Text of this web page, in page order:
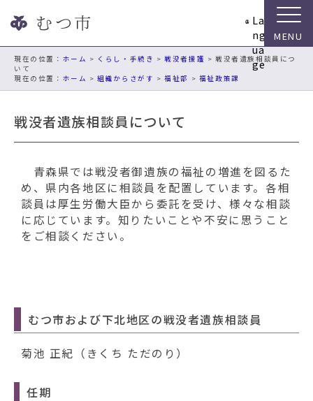
ビ
ョ
La
ng
ua
ge
現在の位置： ホーム > くらし・手続き >戦没者援護 > 戦没者遺族相談員につ
いて
ホーム >組織からさがす >福祉部 > 福祉政策課
戦没者遺族相談員について
青森県では戦没者御遺族の福祉の増進を図るた
め、県内各地区に相談員を配置しています。各相
談員は厚生労働大臣から委託を受け、様々な相談
に応じています。知りたいことや不安に思うこと
をご相談ください。
むつ市および下北地区の戦没者遺族相談員
菊池 正紀（きくち ただのり）
任期